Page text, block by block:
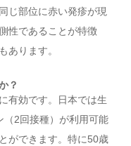
じ部位に赤い発疹が現
性であることが特徴
あります。
？
有効です。日本では生
（2回接種）が利用可能
ができます。特に50歳